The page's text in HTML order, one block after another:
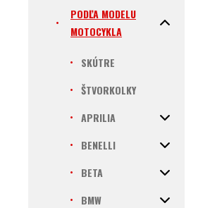
PODĽA MODELU
MOTOCYKLA
SKÚTRE
ŠTVORKOLKY
APRILIA
BENELLI
BETA
BMW